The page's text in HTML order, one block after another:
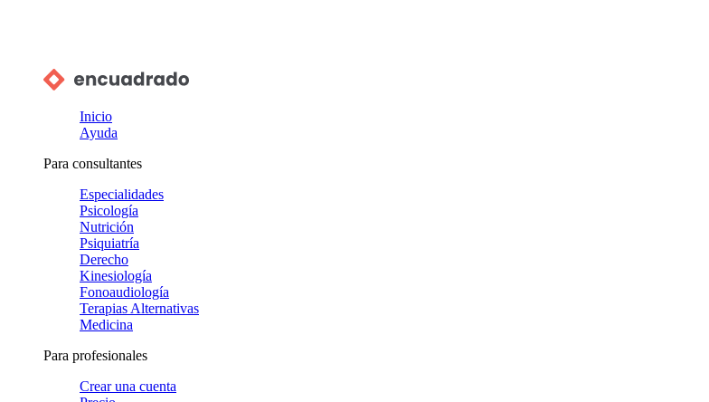
Inicio
Ayuda
Para consultantes
Especialidades
Psicología
Nutrición
Psiquiatría
Derecho
Kinesiología
Fonoaudiología
Terapias Alternativas
Medicina
Para profesionales
Crear una cuenta